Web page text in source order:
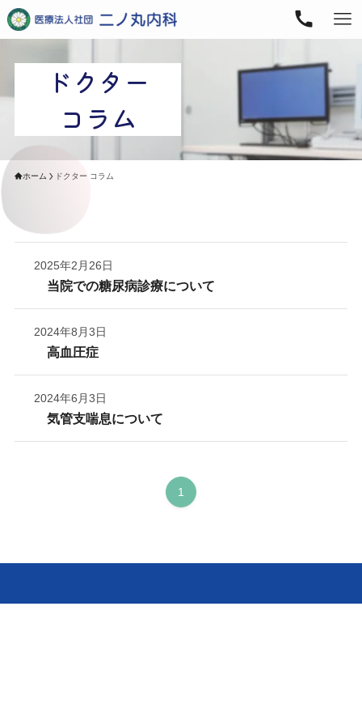
ドクター
コラム
ホーム ドクター コラム
2025年2月26日
当院での糖尿病診療について
2024年8月3日
高血圧症
2024年6月3日
気管支喘息について
1